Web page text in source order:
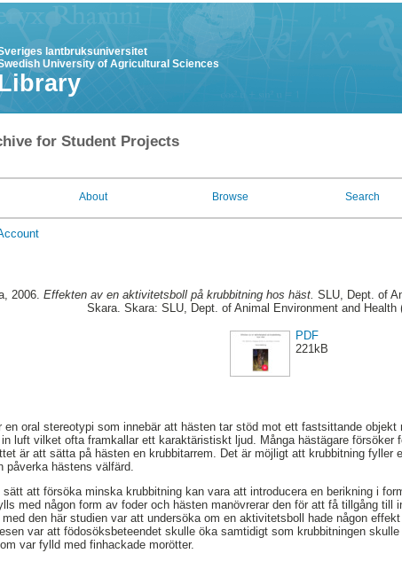
lantbruksuniversitet
University of Agricultural Sciences
for Student Projects
About Browse Search
, 2006. Effekten av en aktivitetsboll på krubbitning hos häst. SLU, Dept. of
Skara. Skara: SLU, Dept. of Animal Environment and Health
PDF
221kB
en oral stereotypi som innebär att hästen tar stöd mot ett fastsittande
luft vilket ofta framkallar ett karaktäristiskt ljud. Många hästägare försöker
är att sätta på hästen en krubbitarrem. Det är möjligt att krubbitning fyller
påverka hästens välfärd.
sätt att försöka minska krubbitning kan vara att introducera en berikning i
med någon form av foder och hästen manövrerar den för att få tillgång till
den här studien var att undersöka om en aktivitetsboll hade någon
var att födosöksbeteendet skulle öka samtidigt som krubbitningen
var fylld med finhackade morötter.